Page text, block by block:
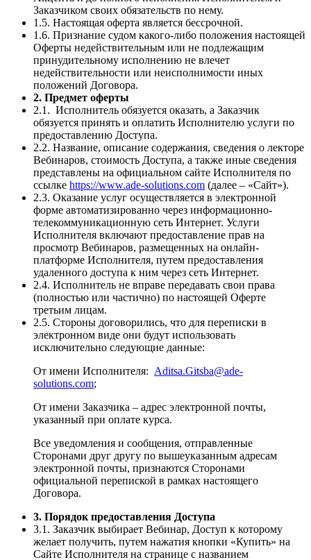
Заказчиком своих обязательств по нему.
1.5. Настоящая оферта является бессрочной.
1.6. Признание судом какого-либо положения настоящей
Оферты недействительным или не подлежащим
принудительному исполнению не влечет
недействительности или неисполнимости иных
положений Договора.
2. Предмет оферты
2.1. Исполнитель обязуется оказать, а Заказчик
обязуется принять и оплатить Исполнителю услуги по
предоставлению Доступа.
2.2. Название, описание содержания, сведения о лекторе
Вебинаров, стоимость Доступа, а также иные сведения
представлены на официальном сайте Исполнителя по
ссылке https://www.ade-solutions.com (далее – «Сайт»).
2.3. Оказание услуг осуществляется в электронной
форме автоматизированно через информационно-
телекоммуникационную сеть Интернет. Услуги
Исполнителя включают предоставление прав на
просмотр Вебинаров, размещенных на онлайн-
платформе Исполнителя, путем предоставления
удаленного доступа к ним через сеть Интернет.
2.4. Исполнитель не вправе передавать свои права
(полностью или частично) по настоящей Оферте
третьим лицам.
2.5. Стороны договорились, что для переписки в
электронном виде они будут использовать
исключительно следующие данные:
От имени Исполнителя: Aditsa.Gitsba@ade-
solutions.com;
От имени Заказчика – адрес электронной почты,
указанный при оплате курса.
Все уведомления и сообщения, отправленные
Сторонами друг другу по вышеуказанным адресам
электронной почты, признаются Сторонами
официальной перепиской в рамках настоящего
Договора.
3. Порядок предоставления Доступа
3.1. Заказчик выбирает Вебинар, Доступ к которому
желает получить, путем нажатия кнопки «Купить» на
Сайте Исполнителя на странице с названием